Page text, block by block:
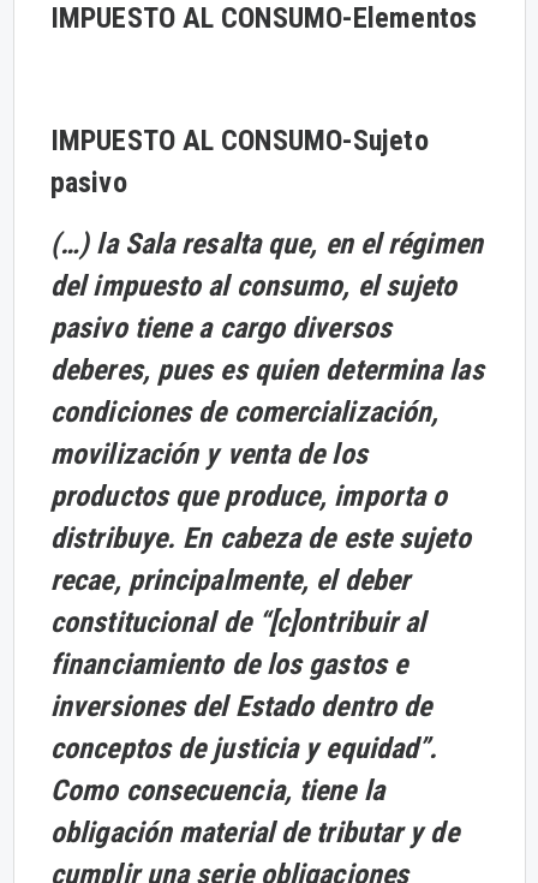
IMPUESTO AL CONSUMO-Elementos
IMPUESTO AL CONSUMO-Sujeto
pasivo
(…) la Sala resalta que, en el régimen
del impuesto al consumo, el sujeto
pasivo tiene a cargo diversos
deberes, pues es quien determina las
condiciones de comercialización,
movilización y venta de los
productos que produce, importa o
distribuye. En cabeza de este sujeto
recae, principalmente, el deber
constitucional de “[c]ontribuir al
financiamiento de los gastos e
inversiones del Estado dentro de
conceptos de justicia y equidad”.
Como consecuencia, tiene la
obligación material de tributar y de
cumplir una serie obligaciones